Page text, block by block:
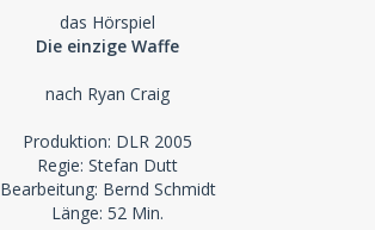
das Hörspiel
Die einzige Waffe
nach Ryan Craig
Produktion: DLR 2005
Regie: Stefan Dutt
Bearbeitung: Bernd Schmidt
Länge: 52 Min.